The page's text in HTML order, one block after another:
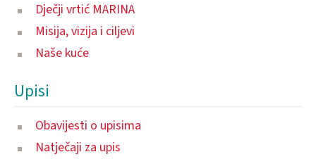
Dječji vrtić MARINA
Misija, vizija i ciljevi
Naše kuće
Upisi
Obavijesti o upisima
Natječaji za upis